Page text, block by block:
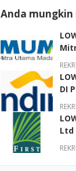
Anda
DI
Ltd